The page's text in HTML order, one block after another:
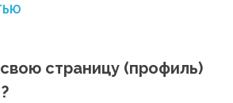
страницу (профиль)